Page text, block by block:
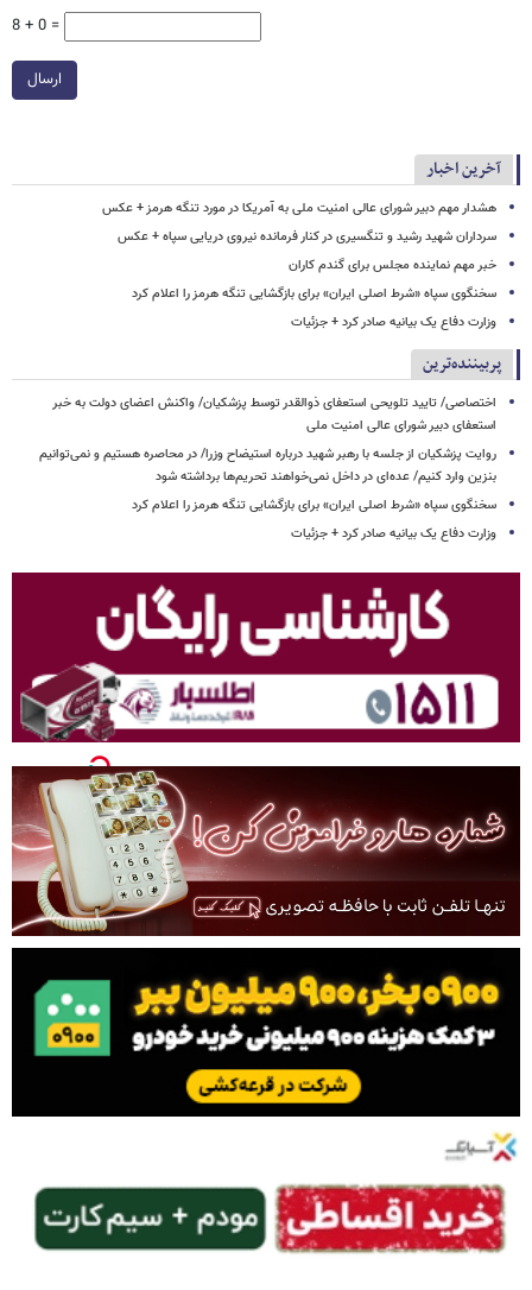
8 + 0 =
ارسال
آخرین اخبار
هشدار مهم دبیر شورای عالی امنیت ملی به آمریکا در مورد تنگه هرمز + عکس
سرداران شهید رشید و تنگسیری در کنار فرمانده نیروی دریایی سپاه + عکس
خبر مهم نماینده مجلس برای گندم کاران
سخنگوی سپاه «شرط اصلی ایران» برای بازگشایی تنگه هرمز را اعلام کرد
وزارت دفاع یک بیانیه صادر کرد + جزئیات
پربیننده‌ترین
اختصاصی/ تایید تلویحی استعفای ذوالقدر توسط پزشکیان/ واکنش اعضای دولت به خبر
استعفای دبیر شورای عالی امنیت ملی
روایت پزشکیان از جلسه با رهبر شهید درباره استیضاح وزرا/ در محاصره هستیم و نمی‌توانیم
بنزین وارد کنیم/ عده‌ای در داخل نمی‌خواهند تحریم‌ها برداشته شود
سخنگوی سپاه «شرط اصلی ایران» برای بازگشایی تنگه هرمز را اعلام کرد
وزارت دفاع یک بیانیه صادر کرد + جزئیات